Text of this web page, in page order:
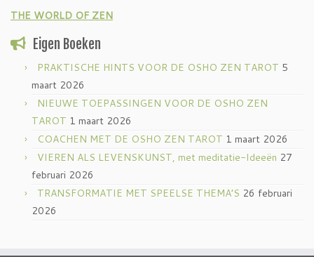
THE WORLD OF ZEN
Eigen Boeken
PRAKTISCHE HINTS VOOR DE OSHO ZEN TAROT 5
maart 2026
NIEUWE TOEPASSINGEN VOOR DE OSHO ZEN
TAROT 1 maart 2026
COACHEN MET DE OSHO ZEN TAROT 1 maart 2026
VIEREN ALS LEVENSKUNST, met meditatie-Ideeën 27
februari 2026
TRANSFORMATIE MET SPEELSE THEMA’S 26 februari
2026